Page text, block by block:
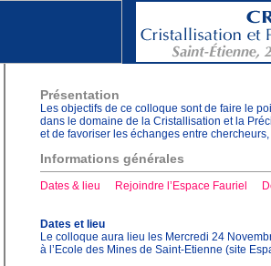
Présentation
Les objectifs de ce colloque sont de faire le
dans le domaine de la Cristallisation et la
et de favoriser les échanges entre
Informations générales
Dates & lieu Rejoindre l’Espace Fauriel
Dates et lieu
Le colloque aura lieu les Mercredi 24
à l’Ecole des Mines de Saint-Etienne (site